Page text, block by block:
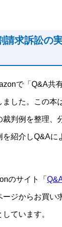
請求訴訟の
で「Q&A共
した。この本
判例を整理、
を紹介しQ&Aに
のサイト「
ージからお買
ています。